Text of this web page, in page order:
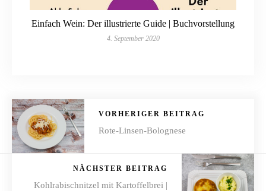
Einfach Wein: Der illustrierte Guide | Buchvorstellung
4. September 2020
VORHERIGER BEITRAG
Rote-Linsen-Bolognese
NÄCHSTER BEITRAG
Kohlrabischnitzel mit Kartoffelbrei |